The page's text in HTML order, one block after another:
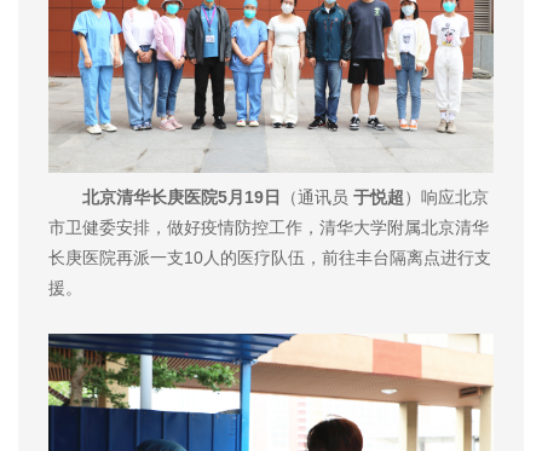
北京清华长庚医院5月19日 （通讯员 于悦超）响应北京
市卫健委安排，做好疫情防控工作，清华大学附属北京清华
长庚医院再派一支10人的医疗队伍，前往丰台隔离点进行支
援。